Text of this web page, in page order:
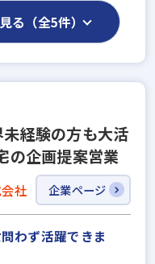
る（全5件）
経験の方も大活
の企画提案営業
社 企業ページ
わず活躍できま